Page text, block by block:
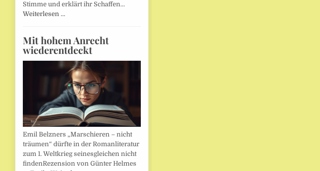
Stimme und erklärt ihr Schaffen…
Weiterlesen …
Mit hohem Anrecht
wiederentdeckt
Emil Belzners „Marschieren – nicht
träumen“ dürfte in der Romanliteratur
zum 1. Weltkrieg seinesgleichen nicht
findenRezension von Günter Helmes